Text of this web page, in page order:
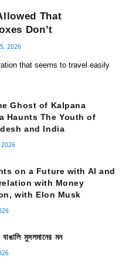
That
Don’t
5, 2026
that seems to travel easily
Ghost of Kalpana
Haunts The Youth of
and India
2026
on a Future with AI and
with Money
with Elon Musk
বাঙালি মুসলমানের মন